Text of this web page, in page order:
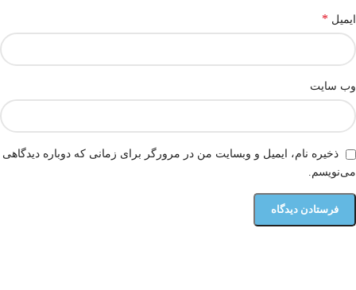
ایمیل *
وب‌ سایت
ذخیره نام، ایمیل و وبسایت من در مرورگر برای زمانی که دوباره دیدگاهی
می‌نویسم.